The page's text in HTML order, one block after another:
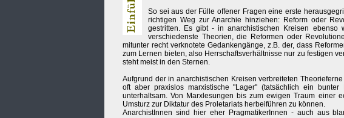
So sei aus der Fülle offener Fragen eine erste
richtigen Weg zur Anarchie hinziehen: Reform oder
gestritten. Es gibt - in anarchistischen Kreisen ebenso
verschiedenste Theorien, die Reformen oder
mitunter recht verknotete Gedankengänge, z.B. der, dass
zum Lernen bieten, also Herrschaftsverhältnisse nur zu festigen
steht meist in den Sternen.
Aufgrund der in anarchistischen Kreisen verbreiteten
oft aber praxislos marxistische "Lager" (tatsächlich ein bunter
unterhaltsam. Von Marxlesungen bis zum ewigen Traum einer
Umsturz zur Diktatur des Proletariats herbeiführen zu können.
AnarchistInnen sind hier eher PragmatikerInnen - auch aus